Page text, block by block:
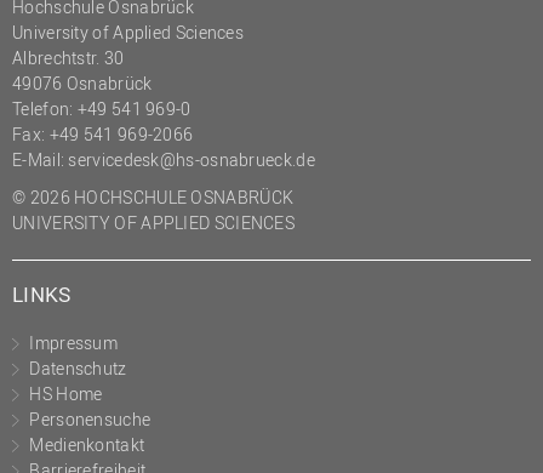
Hochschule Osnabrück
University of Applied Sciences
Albrechtstr. 30
49076 Osnabrück
Telefon: +49 541 969-0
Fax: +49 541 969-2066
E-Mail: servicedesk@hs-osnabrueck.de
© 2026 HOCHSCHULE OSNABRÜCK
UNIVERSITY OF APPLIED SCIENCES
LINKS
Impressum
Datenschutz
HS Home
Personensuche
Medienkontakt